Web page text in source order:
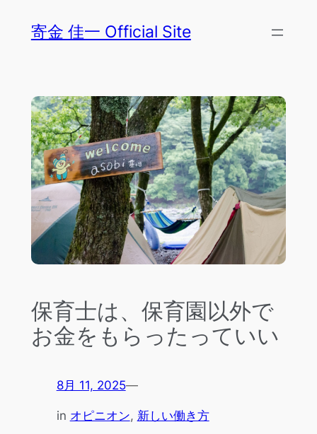
寄金 佳一 Official Site
保育士は、保育園以外で
お金をもらったっていい
8月 11, 2025—
in オピニオン, 新しい働き方